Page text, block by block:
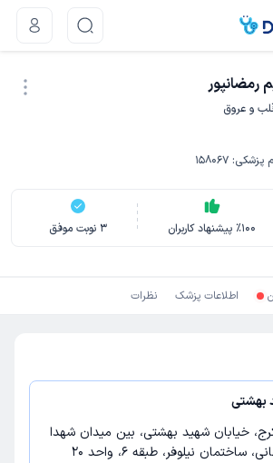
رمضانپور
و عروق
پزشکی:
158067
٪100 پیشنهاد کاربران 3 نوبت موفق
اطلاعات پزشک نظرات
بهشتی
خیابان شهید بهشتی، بین میدان شهدا
ساختمان نیلوفر، طبقه 6، واحد 20